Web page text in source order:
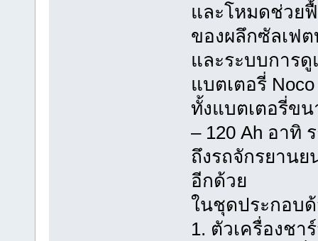
และโหมดช่วย
ของผลึกซัลเฟ
และระบบการ
แบตเตอรี่
ทั้งแบตเตอรี่ข
– 120 Ah อาทิ
ถึงรถจักรยานย
อีกด้วย
ในชุดประกอบ
1. ตัวเครื่องช